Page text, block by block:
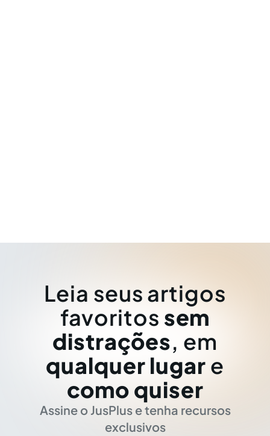
Leia seus artigos
favoritos sem
distrações, em
qualquer lugar e
como quiser
Assine o JusPlus e tenha recursos
exclusivos